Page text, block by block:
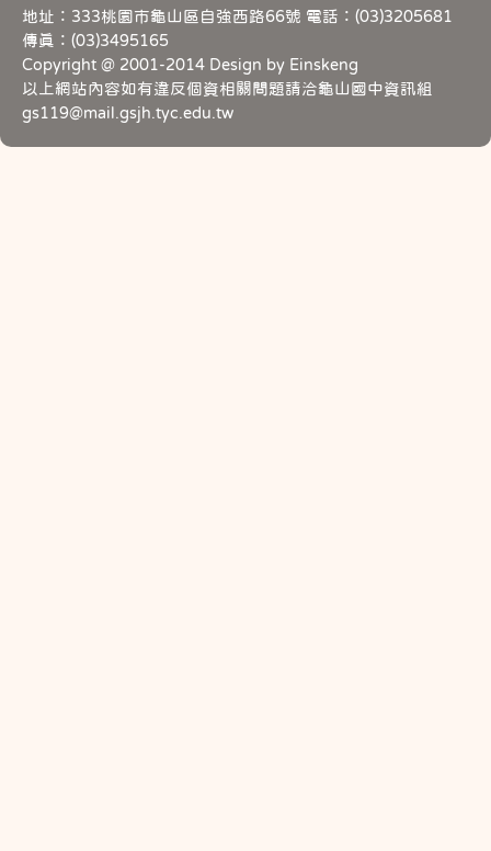
地址：333桃園市龜山區自強西路66號 電話：(03)3205681
傳真：(03)3495165
Copyright @ 2001-2014 Design by Einskeng
以上網站內容如有違反個資相關問題請洽龜山國中資訊組
gs119@mail.gsjh.tyc.edu.tw